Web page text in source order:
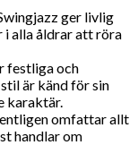
ger livlig
i alla åldrar att röra
festliga och
är känd för sin
karaktär.
omfattar allt
handlar om